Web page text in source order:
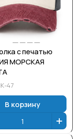
с печатью
МОРСКАЯ
47
В корзину